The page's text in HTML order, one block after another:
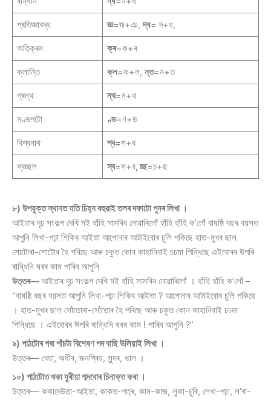
প্ৰতিজ্ঞাবদ্ধ জ্ঞ=জ+ঞ,দ্ধ= দ+ধ,
অতিক্ৰম ক্ৰ=ক+ৰ
ক্লান্তি ক্ল=ক+ল,ন্ত=ন+ত
গ্ৰন্থ ন্থ=ন+থ
মণ্ডপটো ণ্ড=ণ+ড
বিশ্বনাথ শ্ব=শ+ব
স্বচ্ছল স্ব=স+ব, চ্ছ=চ+ছ
৮) উপযুক্ত স্থানত যতি চিহ্ন বহুৱাই তলৰ দফাটো পুনৰ লিখা ।
আইতাৰ দৃঢ় সংকল্প দেখি মই হাঁহি সামৰিব নোৱাৰিলোঁ হাঁহি হাঁহি ক’লোঁ বাষষ্ঠি বছৰ বয়সত
আপুনি লিখা-পঢ়া শিকিব আইতা আপোনাৰ আটাইবোৰ চুলি পকিছে হাত-মুখৰ ছাল
শোটোৰা-শোটোৰ হৈ পৰিছে আৰু চকুত কোন কাহানিবাই চচমা পিন্ধিছে এইবোৰৰ উপৰি
ৰান্ধিনি ঘৰৰ কাম পাৰিব আপুনি
উত্তৰ—আইতাৰ দৃঢ় সংকল্প দেখি মই হাঁহি সামৰিব নোৱাৰিলোঁ । হাঁহি হাঁহি ক’লোঁ –
“বাষষ্ঠি বছৰ বয়সত আপুনি লিখা-পঢ়া শিকিব আইতা ? আপোনাৰ আটাইবোৰ চুলি পকিছে
। হাত-মুখৰ ছাল সোঁতোৰা-সোঁতোৰ হৈ পৰিছে আৰু চকুত কোন কাহানিবাই চচমা
পিন্ধিছে । এইবোৰৰ উপৰি ৰান্ধিনি ঘৰৰ কাম ! পাৰিব আপুনি ?”
৯) পাঠটোৰ পৰা পাঁচটা বিশেষণ পদ বাছি উলিয়াই লিখা ।
উত্তৰ— বেয়া, অধীৰ, জনপ্ৰিয়, সুন্দৰ, ভাল ।
১০) পাঠটোত থকা যুৰীয়া শব্দবোৰ চিনাক্ত কৰা ।
উত্তৰ— ককাদেউতা-আইতা, কাকত-পত্ৰ, কাম-কাজ, লুকা-চুৰি, লেখা-পঢ়া, ল’ৰা-